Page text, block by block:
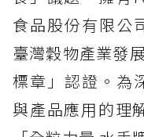
食品股份有限公
臺灣穀物產業發
標章」認證。為
與產品應用的理